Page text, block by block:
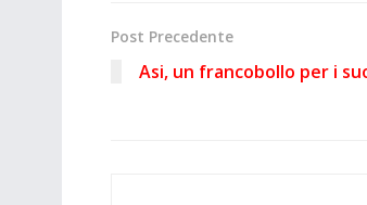
Post Precedente
Asi, un francobollo per i